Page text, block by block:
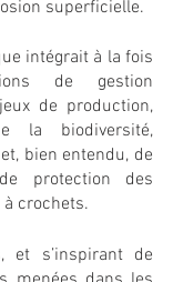
superficielle.
intégrait à la fois
de gestion
de production,
la biodiversité,
bien entendu, de
protection des
crochets.
et s’inspirant de